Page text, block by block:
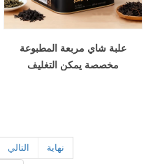
علبة شاي مربعة المطبوعة
مخصصة يمكن التغليف
التالي نهاية